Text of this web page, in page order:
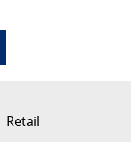
Retail